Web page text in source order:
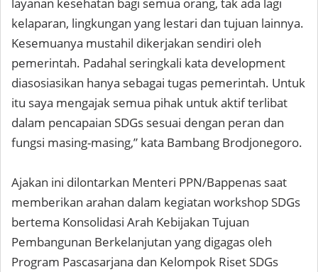
kelaparan, lingkungan yang lestari dan tujuan lainnya.
Kesemuanya mustahil dikerjakan sendiri oleh
pemerintah. Padahal seringkali kata development
diasosiasikan hanya sebagai tugas pemerintah. Untuk
itu saya mengajak semua pihak untuk aktif terlibat
dalam pencapaian SDGs sesuai dengan peran dan
fungsi masing-masing,” kata Bambang Brodjonegoro.
Ajakan ini dilontarkan Menteri PPN/Bappenas saat
memberikan arahan dalam kegiatan workshop SDGs
bertema Konsolidasi Arah Kebijakan Tujuan
Pembangunan Berkelanjutan yang digagas oleh
Program Pascasarjana dan Kelompok Riset SDGs